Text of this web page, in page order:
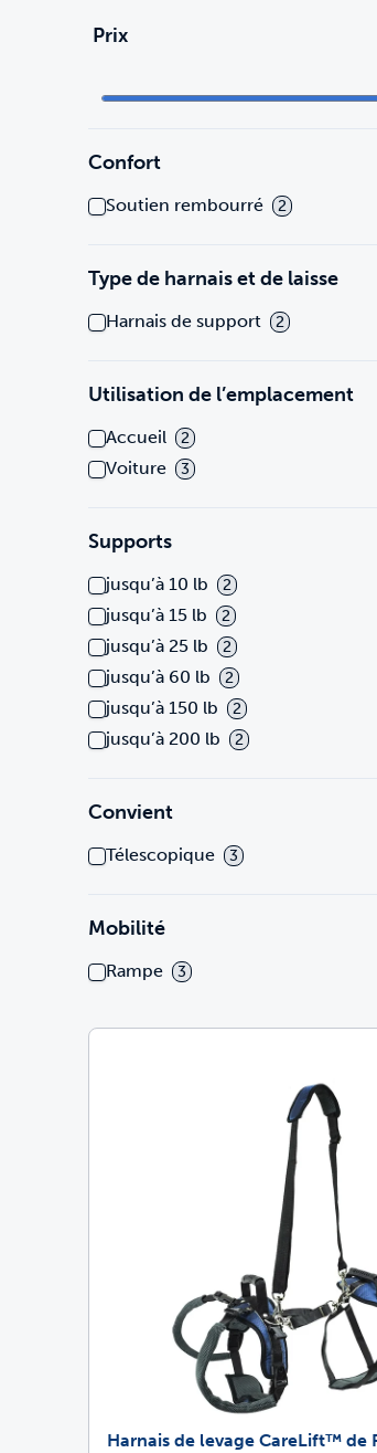
Prix
Confort
Soutien rembourré 2
Type de harnais et de laisse
Harnais de support 2
Utilisation de l’emplacement
Accueil 2
Voiture 3
Supports
jusqu’à 10 lb 2
jusqu’à 15 lb 2
jusqu’à 25 lb 2
jusqu’à 60 lb 2
jusqu’à 150 lb 2
jusqu’à 200 lb 2
Convient
Télescopique 3
Mobilité
Rampe 3
Harnais de levage CareLift™ de